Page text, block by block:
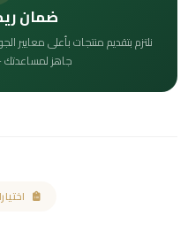
ضمان
نلتزم بتقديم منتجات بأعلى معايير
جاهز لمساعدتك